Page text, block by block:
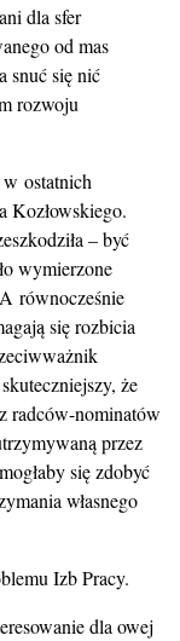
dla sfer
od mas
snuć się nić
rozwoju
ostatnich
Kozłowskiego.
– być
wymierzone
równocześnie
się rozbicia
że
radców-nominatów
przez
się zdobyć
własnego
Izb Pracy.
dla owej